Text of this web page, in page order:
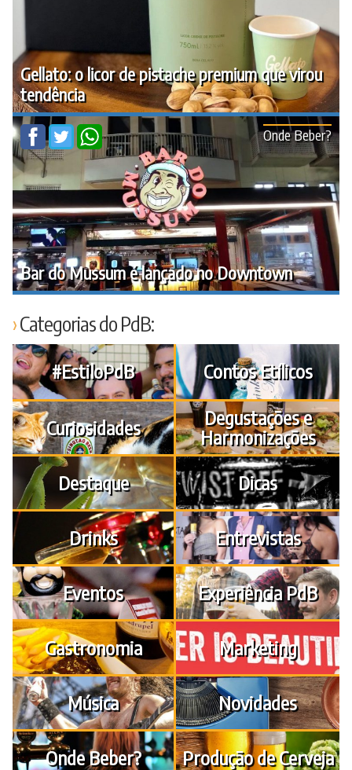
Gellato: o licor de pistache premium que virou
tendência
Bar do Mussum é lançado no Downtown
Onde Beber?
Categorias do PdB:
#EstiloPdB Contos Etílicos
Curiosidades
Degustações e
Harmonizações
Destaque
Dicas
Drinks Entrevistas
Eventos Experiência PdB
Gastronomia Marketing
Música Novidades
Onde Beber? Produção de Cerveja